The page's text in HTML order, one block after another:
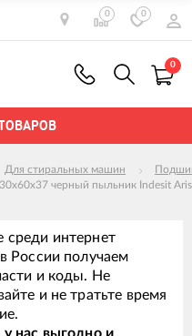
0 0
0
Для стиральных машин
черный пыльник Indesit
интернет
России получаем
и коды. Не
и не тратьте время
у нас выгодно и